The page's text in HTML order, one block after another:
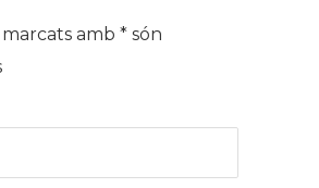
amb * són